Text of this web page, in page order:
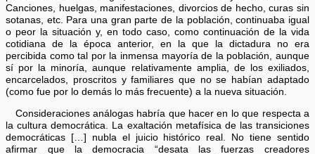
Canciones, huelgas, manifestaciones, divorcios de hecho, curas sin
sotanas, etc. Para una gran parte de la población, continuaba igual
o peor la situación y, en todo caso, como continuación de la vida
cotidiana de la época anterior, en la que la dictadura no era
percibida como tal por la inmensa mayoría de la población, aunque
sí por la minoría, aunque relativamente amplia, de los exiliados,
encarcelados, proscritos y familiares que no se habían adaptado
(como fue por lo demás lo más frecuente) a la nueva situación.
Consideraciones análogas habría que hacer en lo que respecta a
la cultura democrática. La exaltación metafísica de las transiciones
democráticas […] nubla el juicio histórico real. No tiene sentido
afirmar que la democracia “desata las fuerzas creadores